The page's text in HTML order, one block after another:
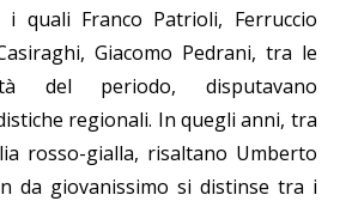
quali Franco Patrioli, Ferruccio
Giacomo Pedrani, tra le
del periodo, disputavano
regionali. In quegli anni, tra
rosso-gialla, risaltano Umberto
da giovanissimo si distinse tra i